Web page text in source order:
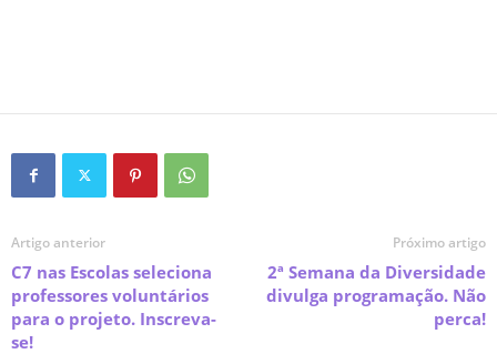
Artigo anterior
C7 nas Escolas seleciona
professores voluntários
para o projeto. Inscreva-
se!
Próximo artigo
2ª Semana da Diversidade
divulga programação. Não
perca!